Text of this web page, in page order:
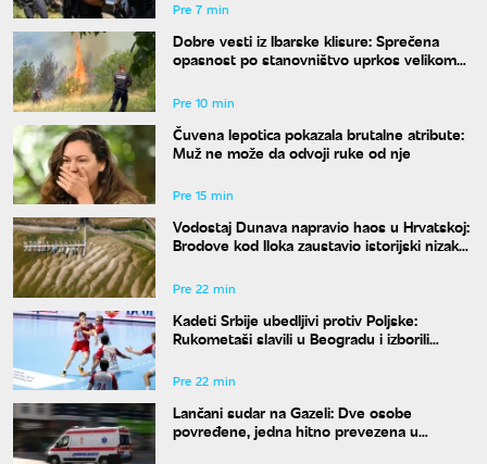
Pre 7 min
Dobre vesti iz Ibarske klisure: Sprečena
opasnost po stanovništvo uprkos velikom
Pre 10 min
Čuvena lepotica pokazala brutalne atribute:
Muž ne može da odvoji ruke od nje
Pre 15 min
Vodostaj Dunava napravio haos u Hrvatskoj:
Brodove kod Iloka zaustavio istorijski nizak
Pre 22 min
Kadeti Srbije ubedljivi protiv Poljske:
Rukometaši slavili u Beogradu i izborili
Pre 22 min
Lančani sudar na Gazeli: Dve osobe
povređene, jedna hitno prevezena u